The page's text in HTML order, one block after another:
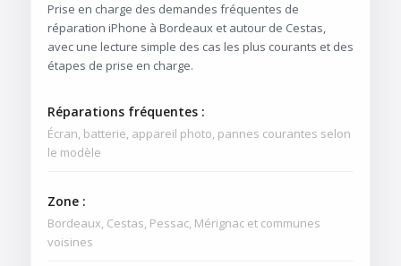
Prise en charge des demandes fréquentes de
réparation iPhone à Bordeaux et autour de Cestas,
avec une lecture simple des cas les plus courants et des
étapes de prise en charge.
Réparations fréquentes :
Écran, batterie, appareil photo, pannes courantes selon
le modèle
Zone :
Bordeaux, Cestas, Pessac, Mérignac et communes
voisines